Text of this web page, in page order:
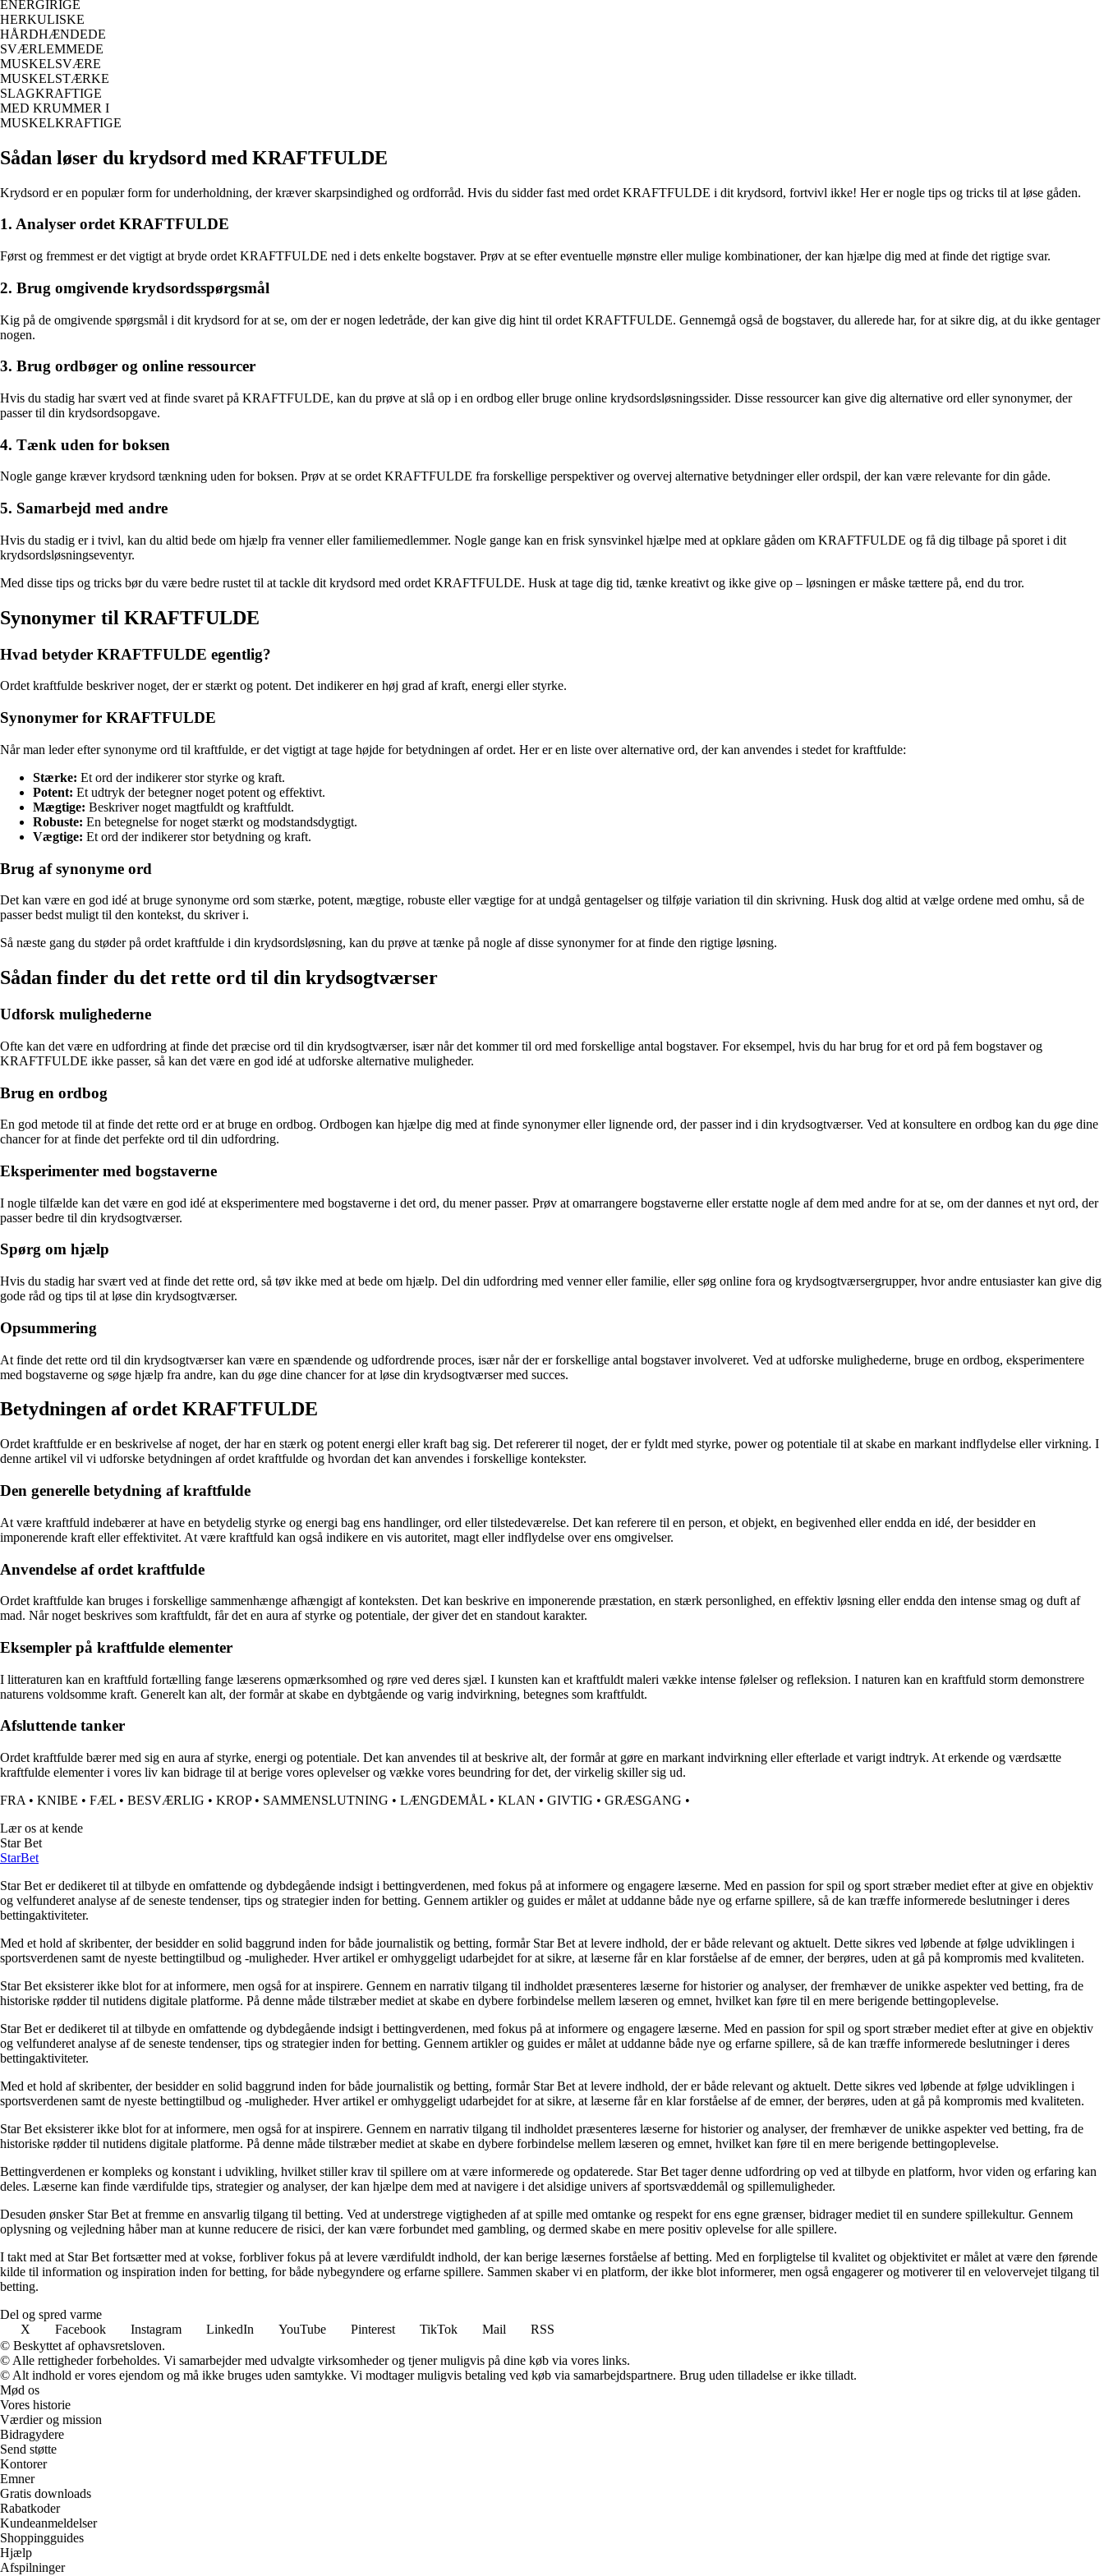
ENERGIRIGE
HERKULISKE
HÅRDHÆNDEDE
SVÆRLEMMEDE
MUSKELSVÆRE
MUSKELSTÆRKE
SLAGKRAFTIGE
MED KRUMMER I
MUSKELKRAFTIGE
Sådan løser du krydsord med KRAFTFULDE
Krydsord er en populær form for underholdning, der kræver skarpsindighed og ordforråd. Hvis du sidder fast med ordet KRAFTFULDE i dit krydsord, fortvivl ikke! Her er nogle tips og tricks til at løse gåden.
1. Analyser ordet KRAFTFULDE
Først og fremmest er det vigtigt at bryde ordet KRAFTFULDE ned i dets enkelte bogstaver. Prøv at se efter eventuelle mønstre eller mulige kombinationer, der kan hjælpe dig med at finde det rigtige svar.
2. Brug omgivende krydsordsspørgsmål
Kig på de omgivende spørgsmål i dit krydsord for at se, om der er nogen ledetråde, der kan give dig hint til ordet KRAFTFULDE. Gennemgå også de bogstaver, du allerede har, for at sikre dig, at du ikke gentager
nogen.
3. Brug ordbøger og online ressourcer
Hvis du stadig har svært ved at finde svaret på KRAFTFULDE, kan du prøve at slå op i en ordbog eller bruge online krydsordsløsningssider. Disse ressourcer kan give dig alternative ord eller synonymer, der
passer til din krydsordsopgave.
4. Tænk uden for boksen
Nogle gange kræver krydsord tænkning uden for boksen. Prøv at se ordet KRAFTFULDE fra forskellige perspektiver og overvej alternative betydninger eller ordspil, der kan være relevante for din gåde.
5. Samarbejd med andre
Hvis du stadig er i tvivl, kan du altid bede om hjælp fra venner eller familiemedlemmer. Nogle gange kan en frisk synsvinkel hjælpe med at opklare gåden om KRAFTFULDE og få dig tilbage på sporet i dit
krydsordsløsningseventyr.
Med disse tips og tricks bør du være bedre rustet til at tackle dit krydsord med ordet KRAFTFULDE. Husk at tage dig tid, tænke kreativt og ikke give op – løsningen er måske tættere på, end du tror.
Synonymer til KRAFTFULDE
Hvad betyder KRAFTFULDE egentlig?
Ordet kraftfulde beskriver noget, der er stærkt og potent. Det indikerer en høj grad af kraft, energi eller styrke.
Synonymer for KRAFTFULDE
Når man leder efter synonyme ord til kraftfulde, er det vigtigt at tage højde for betydningen af ordet. Her er en liste over alternative ord, der kan anvendes i stedet for kraftfulde:
Stærke: Et ord der indikerer stor styrke og kraft.
Potent: Et udtryk der betegner noget potent og effektivt.
Mægtige: Beskriver noget magtfuldt og kraftfuldt.
Robuste: En betegnelse for noget stærkt og modstandsdygtigt.
Vægtige: Et ord der indikerer stor betydning og kraft.
Brug af synonyme ord
Det kan være en god idé at bruge synonyme ord som stærke, potent, mægtige, robuste eller vægtige for at undgå gentagelser og tilføje variation til din skrivning. Husk dog altid at vælge ordene med omhu, så de
passer bedst muligt til den kontekst, du skriver i.
Så næste gang du støder på ordet kraftfulde i din krydsordsløsning, kan du prøve at tænke på nogle af disse synonymer for at finde den rigtige løsning.
Sådan finder du det rette ord til din krydsogtværser
Udforsk mulighederne
Ofte kan det være en udfordring at finde det præcise ord til din krydsogtværser, især når det kommer til ord med forskellige antal bogstaver. For eksempel, hvis du har brug for et ord på fem bogstaver og
KRAFTFULDE ikke passer, så kan det være en god idé at udforske alternative muligheder.
Brug en ordbog
En god metode til at finde det rette ord er at bruge en ordbog. Ordbogen kan hjælpe dig med at finde synonymer eller lignende ord, der passer ind i din krydsogtværser. Ved at konsultere en ordbog kan du øge dine
chancer for at finde det perfekte ord til din udfordring.
Eksperimenter med bogstaverne
I nogle tilfælde kan det være en god idé at eksperimentere med bogstaverne i det ord, du mener passer. Prøv at omarrangere bogstaverne eller erstatte nogle af dem med andre for at se, om der dannes et nyt ord, der
passer bedre til din krydsogtværser.
Spørg om hjælp
Hvis du stadig har svært ved at finde det rette ord, så tøv ikke med at bede om hjælp. Del din udfordring med venner eller familie, eller søg online fora og krydsogtværsergrupper, hvor andre entusiaster kan give dig
gode råd og tips til at løse din krydsogtværser.
Opsummering
At finde det rette ord til din krydsogtværser kan være en spændende og udfordrende proces, især når der er forskellige antal bogstaver involveret. Ved at udforske mulighederne, bruge en ordbog, eksperimentere
med bogstaverne og søge hjælp fra andre, kan du øge dine chancer for at løse din krydsogtværser med succes.
Betydningen af ordet KRAFTFULDE
Ordet kraftfulde er en beskrivelse af noget, der har en stærk og potent energi eller kraft bag sig. Det refererer til noget, der er fyldt med styrke, power og potentiale til at skabe en markant indflydelse eller virkning. I
denne artikel vil vi udforske betydningen af ordet kraftfulde og hvordan det kan anvendes i forskellige kontekster.
Den generelle betydning af kraftfulde
At være kraftfuld indebærer at have en betydelig styrke og energi bag ens handlinger, ord eller tilstedeværelse. Det kan referere til en person, et objekt, en begivenhed eller endda en idé, der besidder en
imponerende kraft eller effektivitet. At være kraftfuld kan også indikere en vis autoritet, magt eller indflydelse over ens omgivelser.
Anvendelse af ordet kraftfulde
Ordet kraftfulde kan bruges i forskellige sammenhænge afhængigt af konteksten. Det kan beskrive en imponerende præstation, en stærk personlighed, en effektiv løsning eller endda den intense smag og duft af
mad. Når noget beskrives som kraftfuldt, får det en aura af styrke og potentiale, der giver det en standout karakter.
Eksempler på kraftfulde elementer
I litteraturen kan en kraftfuld fortælling fange læserens opmærksomhed og røre ved deres sjæl. I kunsten kan et kraftfuldt maleri vække intense følelser og refleksion. I naturen kan en kraftfuld storm demonstrere
naturens voldsomme kraft. Generelt kan alt, der formår at skabe en dybtgående og varig indvirkning, betegnes som kraftfuldt.
Afsluttende tanker
Ordet kraftfulde bærer med sig en aura af styrke, energi og potentiale. Det kan anvendes til at beskrive alt, der formår at gøre en markant indvirkning eller efterlade et varigt indtryk. At erkende og værdsætte
kraftfulde elementer i vores liv kan bidrage til at berige vores oplevelser og vække vores beundring for det, der virkelig skiller sig ud.
FRA • KNIBE • FÆL • BESVÆRLIG • KROP• SAMMENSLUTNING • LÆNGDEMÅL • KLAN • GIVTIG • GRÆSGANG •
Lær os at kende
Star Bet
StarBet
Star Bet er dedikeret til at tilbyde en omfattende og dybdegående indsigt i bettingverdenen, med fokus på at informere og engagere læserne. Med en passion for spil og sport stræber mediet efter at give en objektiv
og velfunderet analyse af de seneste tendenser, tips og strategier inden for betting. Gennem artikler og guides er målet at uddanne både nye og erfarne spillere, så de kan træffe informerede beslutninger i deres
bettingaktiviteter.
Med et hold af skribenter, der besidder en solid baggrund inden for både journalistik og betting, formår Star Bet at levere indhold, der er både relevant og aktuelt. Dette sikres ved løbende at følge udviklingen i
sportsverdenen samt de nyeste bettingtilbud og -muligheder. Hver artikel er omhyggeligt udarbejdet for at sikre, at læserne får en klar forståelse af de emner, der berøres, uden at gå på kompromis med kvaliteten.
Star Bet eksisterer ikke blot for at informere, men også for at inspirere. Gennem en narrativ tilgang til indholdet præsenteres læserne for historier og analyser, der fremhæver de unikke aspekter ved betting, fra de
historiske rødder til nutidens digitale platforme. På denne måde tilstræber mediet at skabe en dybere forbindelse mellem læseren og emnet, hvilket kan føre til en mere berigende bettingoplevelse.
Star Bet er dedikeret til at tilbyde en omfattende og dybdegående indsigt i bettingverdenen, med fokus på at informere og engagere læserne. Med en passion for spil og sport stræber mediet efter at give en objektiv
og velfunderet analyse af de seneste tendenser, tips og strategier inden for betting. Gennem artikler og guides er målet at uddanne både nye og erfarne spillere, så de kan træffe informerede beslutninger i deres
bettingaktiviteter.
Med et hold af skribenter, der besidder en solid baggrund inden for både journalistik og betting, formår Star Bet at levere indhold, der er både relevant og aktuelt. Dette sikres ved løbende at følge udviklingen i
sportsverdenen samt de nyeste bettingtilbud og -muligheder. Hver artikel er omhyggeligt udarbejdet for at sikre, at læserne får en klar forståelse af de emner, der berøres, uden at gå på kompromis med kvaliteten.
Star Bet eksisterer ikke blot for at informere, men også for at inspirere. Gennem en narrativ tilgang til indholdet præsenteres læserne for historier og analyser, der fremhæver de unikke aspekter ved betting, fra de
historiske rødder til nutidens digitale platforme. På denne måde tilstræber mediet at skabe en dybere forbindelse mellem læseren og emnet, hvilket kan føre til en mere berigende bettingoplevelse.
Bettingverdenen er kompleks og konstant i udvikling, hvilket stiller krav til spillere om at være informerede og opdaterede. Star Bet tager denne udfordring op ved at tilbyde en platform, hvor viden og erfaring kan
deles. Læserne kan finde værdifulde tips, strategier og analyser, der kan hjælpe dem med at navigere i det alsidige univers af sportsvæddemål og spillemuligheder.
Desuden ønsker Star Bet at fremme en ansvarlig tilgang til betting. Ved at understrege vigtigheden af at spille med omtanke og respekt for ens egne grænser, bidrager mediet til en sundere spillekultur. Gennem
oplysning og vejledning håber man at kunne reducere de risici, der kan være forbundet med gambling, og dermed skabe en mere positiv oplevelse for alle spillere.
I takt med at Star Bet fortsætter med at vokse, forbliver fokus på at levere værdifuldt indhold, der kan berige læsernes forståelse af betting. Med en forpligtelse til kvalitet og objektivitet er målet at være den førende
kilde til information og inspiration inden for betting, for både nybegyndere og erfarne spillere. Sammen skaber vi en platform, der ikke blot informerer, men også engagerer og motiverer til en velovervejet tilgang til
betting.
Del og spred varme
X
Facebook Instagram LinkedIn YouTube Pinterest TikTok Mail
RSS
© Beskyttet af ophavsretsloven.
© Alle rettigheder forbeholdes. Vi samarbejder med udvalgte virksomheder og tjener muligvis på dine køb via vores links.
© Alt indhold er vores ejendom og må ikke bruges uden samtykke. Vi modtager muligvis betaling ved køb via samarbejdspartnere. Brug uden tilladelse er ikke tilladt.
Mød os
Vores historie
Værdier og mission
Bidragydere
Send støtte
Kontorer
Emner
Gratis downloads
Rabatkoder
Kundeanmeldelser
Shoppingguides
Hjælp
Afspilninger